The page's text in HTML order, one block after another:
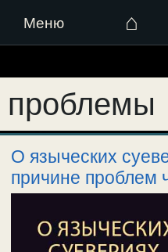
Меню ⌂
к
содержимому
проблемы
О языческих
причине проблем